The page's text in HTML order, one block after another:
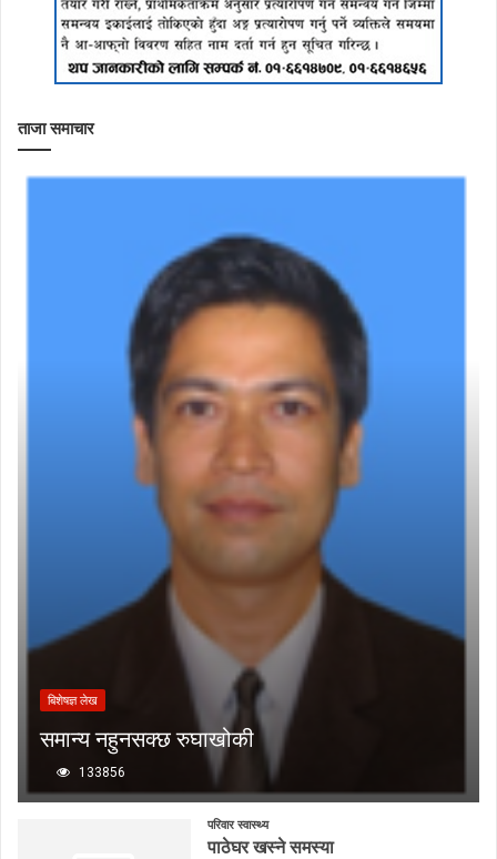
ताजा समाचार
बिशेषज्ञ लेख
समान्य नहुनसक्छ रुघाखोकी
133856
परिवार स्वास्थ्य
पाठेघर खस्ने समस्या